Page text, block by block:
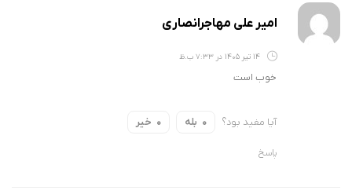
امیر علی مهاجرانصاری
14 تیر 1405 در 7:33 ب.ظ
خوب است
آیا مفید بود؟ 0 بله 0 خیر
پاسخ